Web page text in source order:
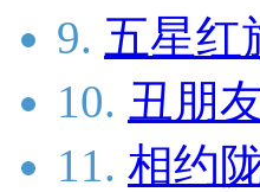
9. 五星红
10. 丑朋
11. 相约